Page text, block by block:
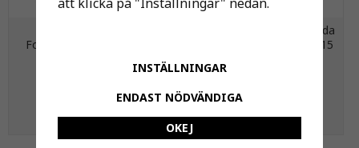
Fosforfällningsmedel 15L
KÖP
Vinkel, invändig gänga i båda
ändar. Storlek Gänga G: G15
KÖP
INSTÄLLNINGAR
ENDAST NÖDVÄNDIGA
OKEJ